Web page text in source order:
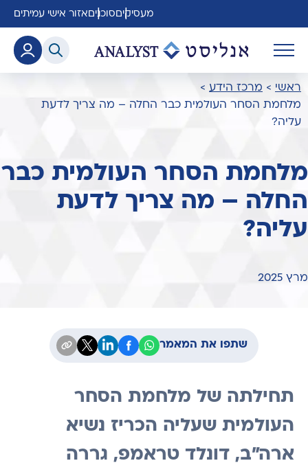
מעסיקים סוכנים אזור אישי עמיתים
ראשי > מרכז הידע >
מלחמת הסחר העולמית כבר החלה – מה צריך לדעת
עליה?
מלחמת הסחר העולמית כבר
החלה – מה צריך לדעת
עליה?
מרץ 2025
שתפו את המאמר
תחילתה של מלחמת הסחר
העולמית שעליה הכריז נשיא
ארה"ב, דונלד טראמפ, גררה